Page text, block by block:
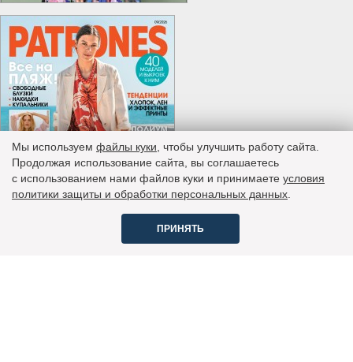
Мы используем файлы куки , чтобы улучшить работу сайта.
Продолжая использование сайта, вы соглашаетесь
c использованием нами файлов куки и принимаете условия
политики защиты и обработки персональных данных
ПРИНЯТЬ